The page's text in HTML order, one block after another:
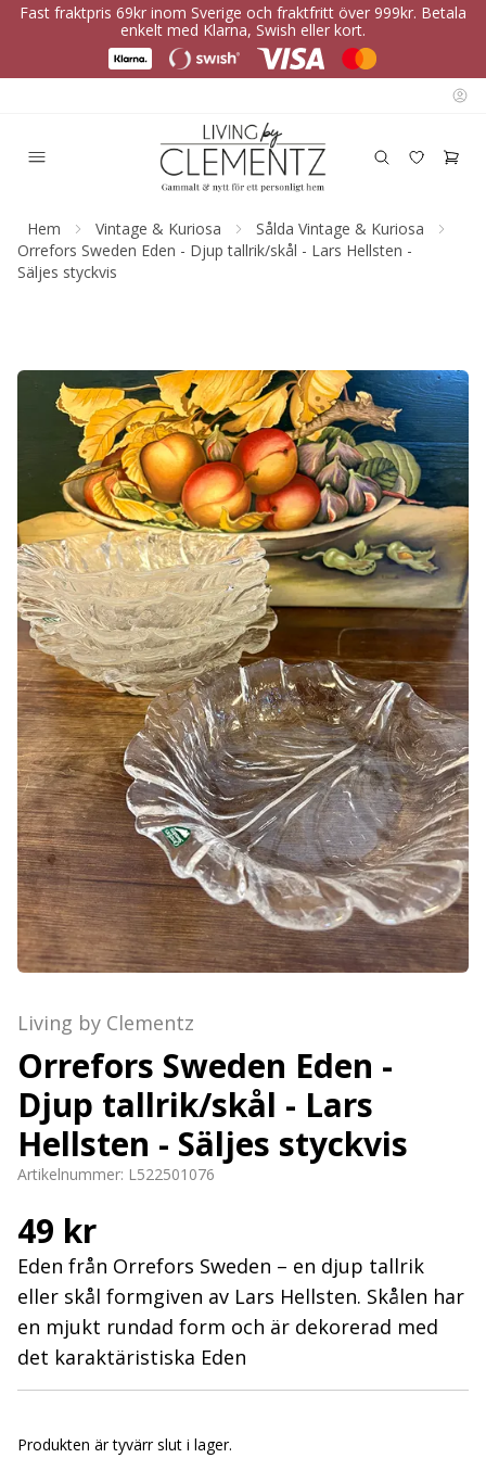
Fast fraktpris 69kr inom Sverige och fraktfritt över 999kr. Betala
enkelt med Klarna, Swish eller kort.
Hem Vintage & Kuriosa
Sålda Vintage & Kuriosa
Orrefors Sweden Eden - Djup tallrik/skål - Lars Hellsten -
Säljes styckvis
Living by Clementz
Orrefors Sweden Eden -
Djup tallrik/skål - Lars
Hellsten - Säljes styckvis
Artikelnummer: L522501076
49 kr
Eden från Orrefors Sweden – en djup tallrik
eller skål formgiven av Lars Hellsten. Skålen har
en mjukt rundad form och är dekorerad med
det karaktäristiska Eden
Produkten är tyvärr slut i lager.